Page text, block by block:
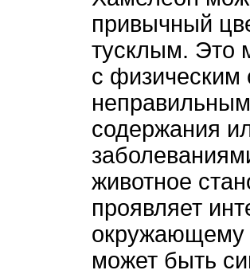
привычный
тусклым. Это
с физическим
содержания
животное
проявляет
окружающему
может быть